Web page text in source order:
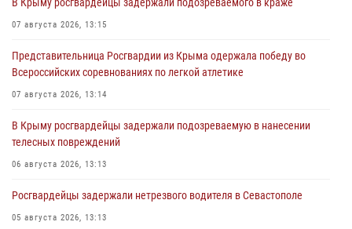
07 августа 2026, 13:15
Представительница Росгвардии из Крыма одержала победу во
Всероссийских соревнованиях по легкой атлетике
07 августа 2026, 13:14
В Крыму росгвардейцы задержали подозреваемую в нанесении
телесных повреждений
06 августа 2026, 13:13
Росгвардейцы задержали нетрезвого водителя в Севастополе
05 августа 2026, 13:13